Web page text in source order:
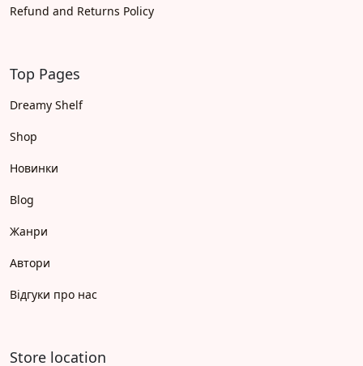
Refund and Returns Policy
Top Pages
Dreamy Shelf
Shop
Новинки
Blog
Жанри
Автори
Відгуки про нас
Store location